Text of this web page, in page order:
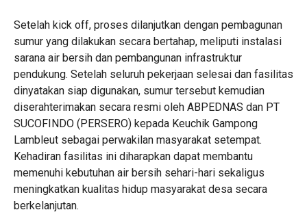
Setelah kick off, proses dilanjutkan dengan pembagunan
sumur yang dilakukan secara bertahap, meliputi instalasi
sarana air bersih dan pembangunan infrastruktur
pendukung. Setelah seluruh pekerjaan selesai dan fasilitas
dinyatakan siap digunakan, sumur tersebut kemudian
diserahterimakan secara resmi oleh ABPEDNAS dan PT
SUCOFINDO (PERSERO) kepada Keuchik Gampong
Lambleut sebagai perwakilan masyarakat setempat.
Kehadiran fasilitas ini diharapkan dapat membantu
memenuhi kebutuhan air bersih sehari-hari sekaligus
meningkatkan kualitas hidup masyarakat desa secara
berkelanjutan.